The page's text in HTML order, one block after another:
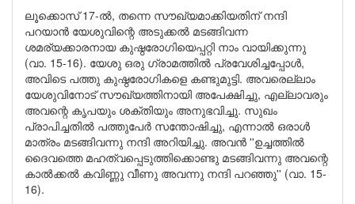
ലൂക്കൊസ് 17-ൽ, തന്നെ സൗഖ്യമാക്കിയതിന് നന്ദി
പറയാൻ യേശുവിന്റെ അടുക്കൽ മടങ്ങിവന്ന
ശമര്യക്കാരനായ കുഷ്ഠരോഗിയെപ്പറ്റി നാം വായിക്കുന്നു
(വാ. 15-16). യേശു ഒരു ഗ്രാമത്തിൽ പ്രവേശിച്ചപ്പോൾ,
അവിടെ പത്തു കുഷ്ഠരോഗികളെ കണ്ടുമുട്ടി. അവരെല്ലാം
യേശുവിനോട് സൗഖ്യത്തിനായി അപേക്ഷിച്ചു, എല്ലാവരും
അവന്റെ കൃപയും ശക്തിയും അനുഭവിച്ചു. സുഖം
പ്രാപിച്ചതിൽ പത്തുപേർ സന്തോഷിച്ചു, എന്നാൽ ഒരാൾ
മാത്രം മടങ്ങിവന്നു നന്ദി അറിയിച്ചു. അവൻ ''ഉച്ചത്തിൽ
ദൈവത്തെ മഹത്വപ്പെടുത്തിക്കൊണ്ടു മടങ്ങിവന്നു അവന്റെ
കാൽക്കൽ കവിണ്ണു വീണു അവന്നു നന്ദി പറഞ്ഞു'' (വാ. 15-
16).